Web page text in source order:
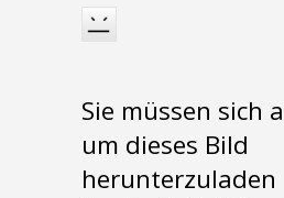
Sie müssen sich
um dieses Bild
herunterzuladen